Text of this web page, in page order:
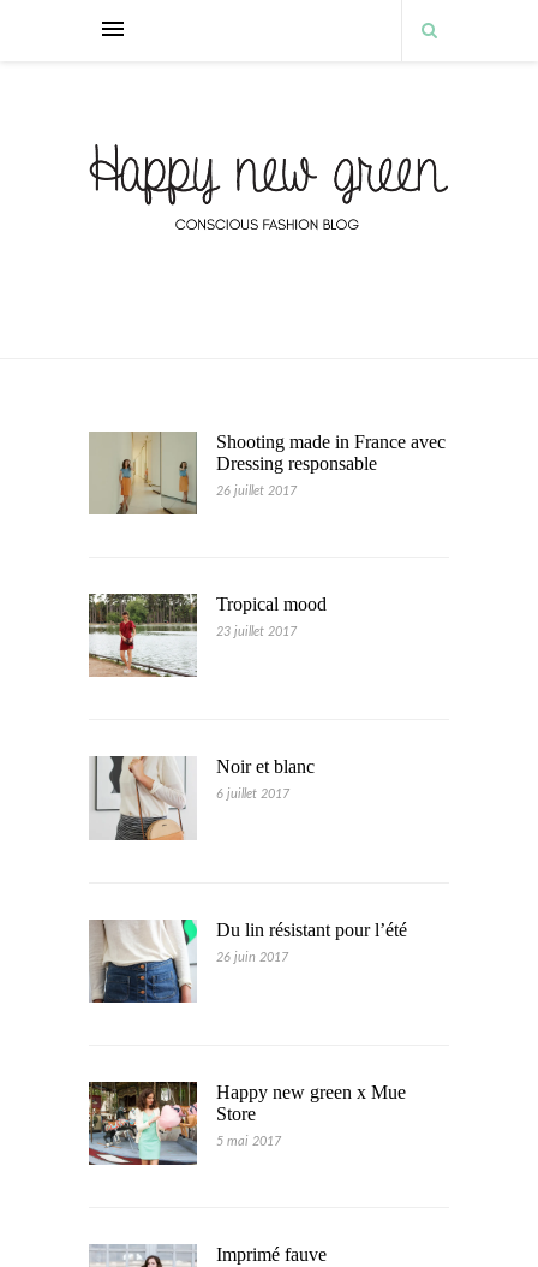
Shooting made in France avec
Dressing responsable
26 juillet 2017
Tropical mood
23 juillet 2017
Noir et blanc
6 juillet 2017
Du lin résistant pour l’été
26 juin 2017
Happy new green x Mue
Store
5 mai 2017
Imprimé fauve